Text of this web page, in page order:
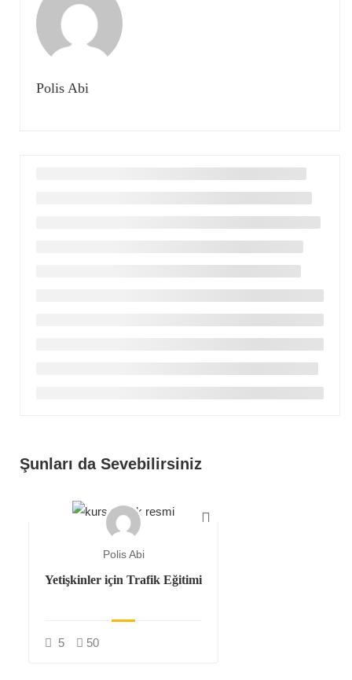
Polis Abi
Şunları da Sevebilirsiniz
Polis Abi
Yetişkinler için Trafik Eğitimi
5 50